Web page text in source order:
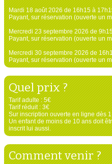
Mardi 18 août 2026 de 16h15 à
Payant, sur réservation (ouverte un
Mercredi 23 septembre 2026 de
Payant, sur réservation (ouverte un
Mercredi 30 septembre 2026 de
Payant, sur réservation (ouverte un
Quel prix ?
Tarif adulte : 5€
Tarif réduit : 3€
Sur inscription ouverte en ligne dès
Un enfant de moins de 10 ans doit
inscrit lui aussi.
Comment venir ?